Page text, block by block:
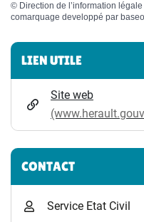
© Direction de l’information
comarquage developpé par
Informations
LIEN UTILE
Site web
CONTACT
Service Etat Civil